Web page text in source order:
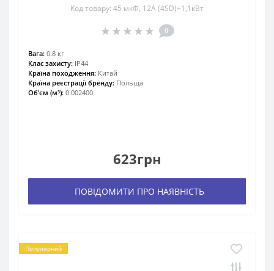
Код товару: 45 мкФ, 12А (4SD)+1,1кВт
0
Вага: 0.8 кг
Клас захисту: IP44
Країна походження: Китай
Країна реєстрації бренду: Польща
Об'єм (м³): 0.002400
623грн
ПОВІДОМИТИ ПРО НАЯВНІСТЬ
Популярний